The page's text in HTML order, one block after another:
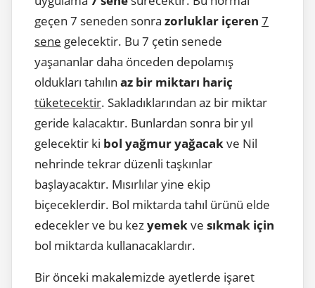
geçen 7 seneden sonra zorluklar içeren 7
sene gelecektir. Bu 7 çetin senede
yaşananlar daha önceden depolamış
oldukları tahılın az bir miktarı hariç
tüketecektir. Sakladıklarından az bir miktar
geride kalacaktır. Bunlardan sonra bir yıl
gelecektir ki bol yağmur yağacakve Nil
nehrinde tekrar düzenli taşkınlar
başlayacaktır. Mısırlılar yine ekip
biçeceklerdir. Bol miktarda tahıl ürünü elde
edecekler ve bu kezyemekve sıkmak için
bol miktarda kullanacaklardır.
Bir önceki makalemizde ayetlerde işaret